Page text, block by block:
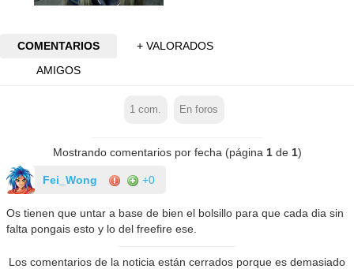
COMENTARIOS
+ VALORADOS
AMIGOS
1 com. En foros
Mostrando comentarios por fecha (página 1de 1)
Fei_Wong +0
Os tienen que untar a base de bien el bolsillo para que cada dia sin
falta pongais esto y lo del freefire ese.
Los comentarios de la noticia están cerrados porque es demasiado